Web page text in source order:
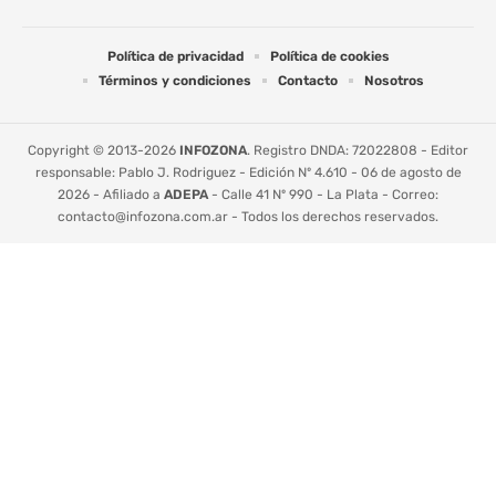
Política de privacidad
Política de cookies
Términos y condiciones
Contacto Nosotros
Copyright © 2013-2026 INFOZONA. Registro DNDA: 72022808 - Editor
responsable: Pablo J. Rodriguez - Edición Nº 4.610 - 06 de agosto de
2026 - Afiliado a ADEPA - Calle 41 Nº 990 - La Plata - Correo:
contacto@infozona.com.ar - Todos los derechos reservados.